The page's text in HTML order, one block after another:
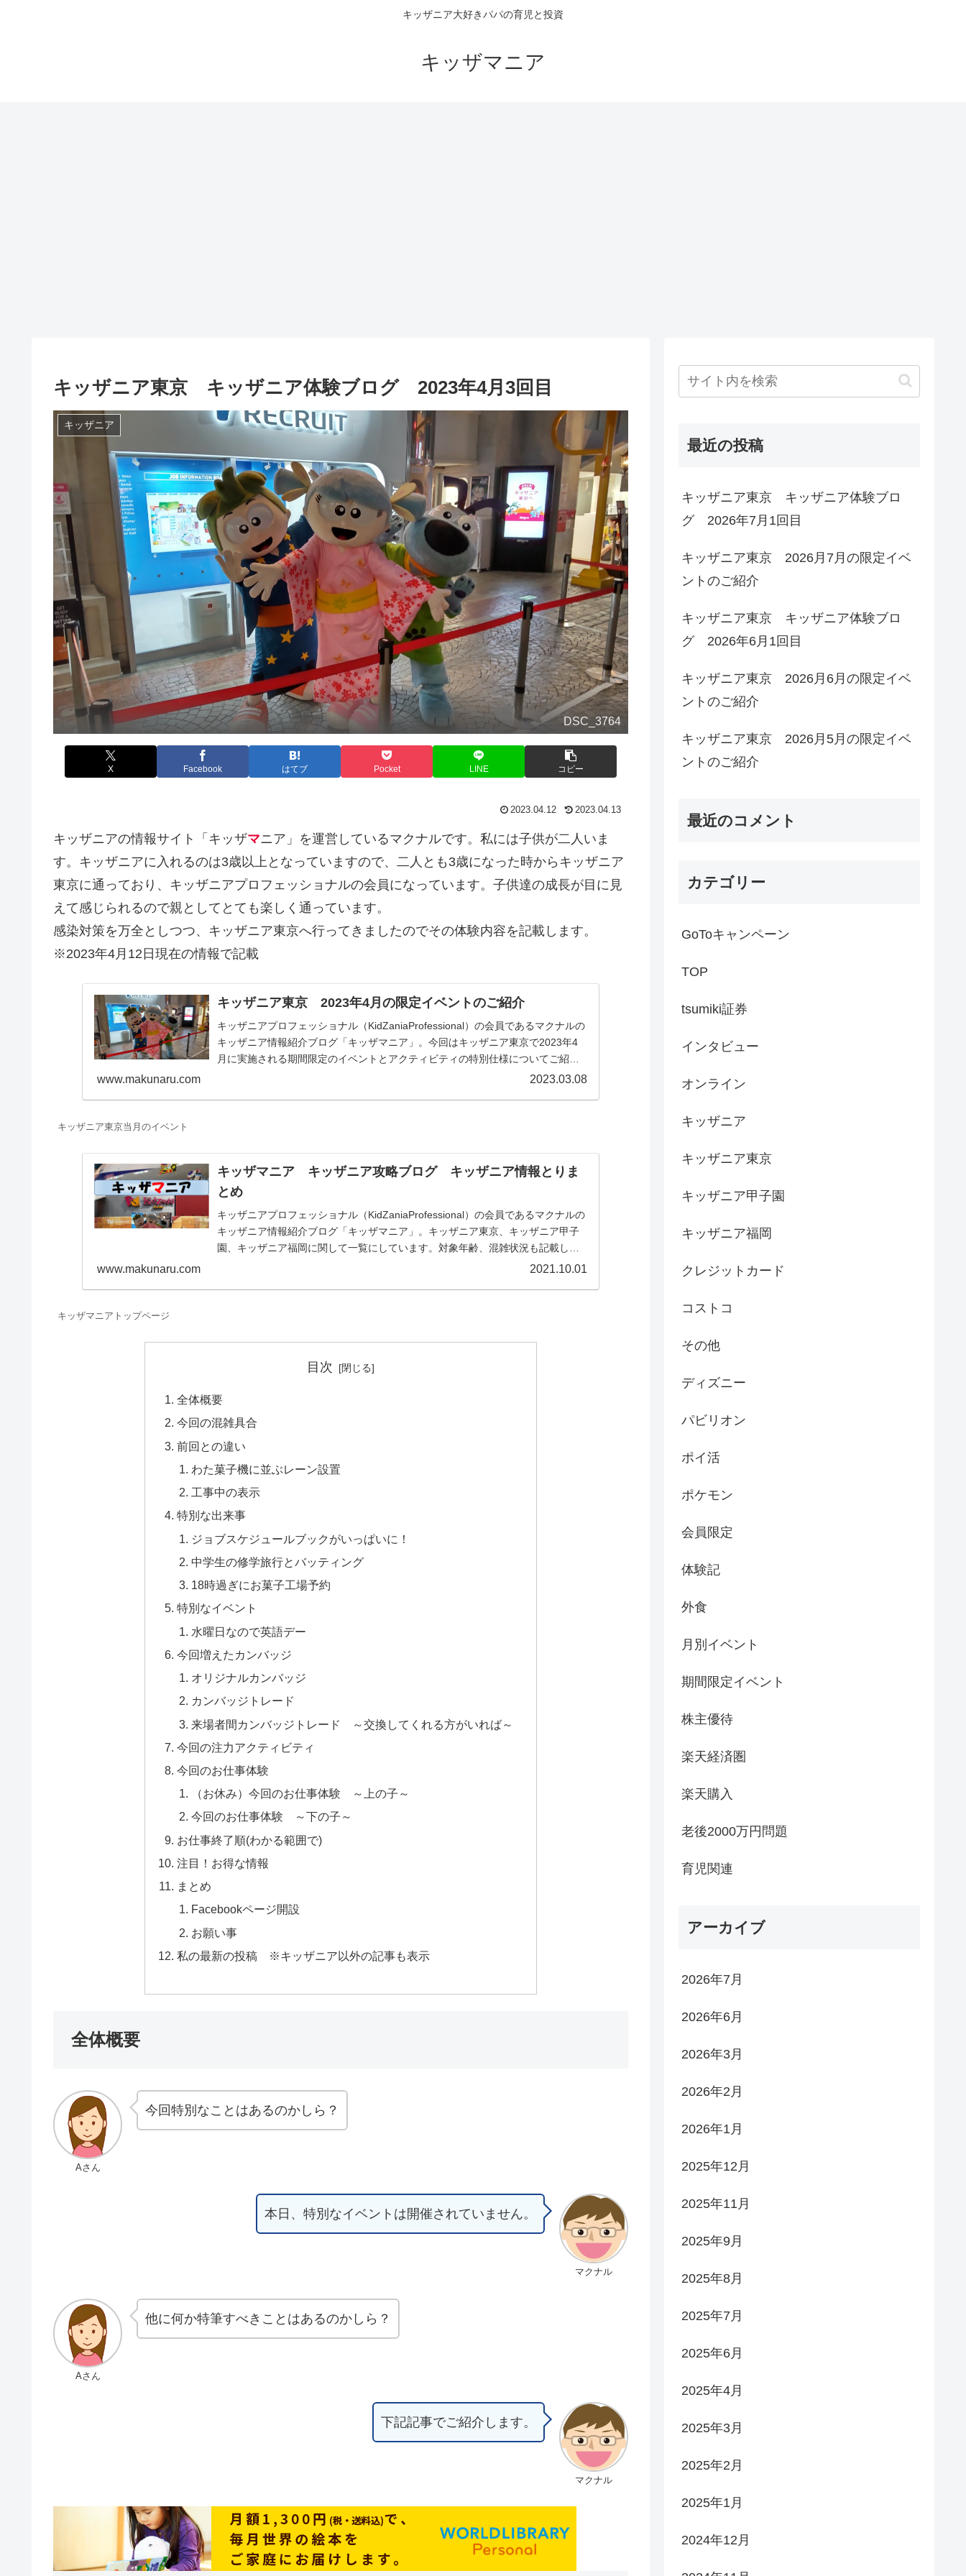
キッザニア大好きパパの育児と投資
キッザマニア
キッザニア東京 キッザニア体験ブログ 2023年4月3回目
キッザニア
DSC_3764
X Facebook はてブ Pocket LINE コピー
2023.04.12 2023.04.13
キッザニアの情報サイト「キッザマニア」を運営しているマクナルです。私には子供が二人いま
す。キッザニアに入れるのは3歳以上となっていますので、二人とも3歳になった時からキッザニア
東京に通っており、キッザニアプロフェッショナルの会員になっています。子供達の成長が目に見
えて感じられるので親としてとても楽しく通っています。
感染対策を万全としつつ、キッザニア東京へ行ってきましたのでその体験内容を記載します。
※2023年4月12日現在の情報で記載
キッザニア東京 2023年4月の限定イベントのご紹介
キッザニアプロフェッショナル（KidZaniaProfessional）の会員であるマクナルの
キッザニア情報紹介ブログ「キッザマニア」。今回はキッザニア東京で2023年4
月に実施される期間限定のイベントとアクティビティの特別仕様についてご紹介
www.makunaru.com 2023.03.08
キッザニア東京当月のイベント
キッザマニア キッザニア攻略ブログ キッザニア情報とりま
とめ
キッザニアプロフェッショナル（KidZaniaProfessional）の会員であるマクナルの
キッザニア情報紹介ブログ「キッザマニア」。キッザニア東京、キッザニア甲子
園、キッザニア福岡に関して一覧にしています。対象年齢、混雑状況も記載した
お仕事体験記、料金等に関係する予約方法、お得な情報等を記載しています。
www.makunaru.com 2021.10.01
キッザマニアトップページ
目次
全体概要
今回の混雑具合
前回との違い
わた菓子機に並ぶレーン設置
工事中の表示
特別な出来事
ジョブスケジュールブックがいっぱいに！
中学生の修学旅行とバッティング
18時過ぎにお菓子工場予約
特別なイベント
水曜日なので英語デー
今回増えたカンバッジ
オリジナルカンバッジ
カンバッジトレード
来場者間カンバッジトレード ～交換してくれる方がいれば～
今回の注力アクティビティ
今回のお仕事体験
（お休み）今回のお仕事体験 ～上の子～
今回のお仕事体験 ～下の子～
お仕事終了順(わかる範囲で)
注目！お得な情報
まとめ
Facebookページ開設
お願い事
私の最新の投稿 ※キッザニア以外の記事も表示
全体概要
Aさん
今回特別なことはあるのかしら？
マクナル
本日、特別なイベントは開催されていません。
Aさん
他に何か特筆すべきことはあるのかしら？
マクナル
下記記事でご紹介します。
最近の投稿
キッザニア東京 キッザニア体験ブロ
グ 2026年7月1回目
キッザニア東京 2026月7月の限定イベ
ントのご紹介
キッザニア東京 キッザニア体験ブロ
グ 2026年6月1回目
キッザニア東京 2026月6月の限定イベ
ントのご紹介
キッザニア東京 2026月5月の限定イベ
ントのご紹介
最近のコメント
カテゴリー
GoToキャンペーン
TOP
tsumiki証券
インタビュー
オンライン
キッザニア
キッザニア東京
キッザニア甲子園
キッザニア福岡
クレジットカード
コストコ
その他
ディズニー
パビリオン
ポイ活
ポケモン
会員限定
体験記
外食
月別イベント
期間限定イベント
株主優待
楽天経済圏
楽天購入
老後2000万円問題
育児関連
アーカイブ
2026年7月
2026年6月
2026年3月
2026年2月
2026年1月
2025年12月
2025年11月
2025年9月
2025年8月
2025年7月
2025年6月
2025年4月
2025年3月
2025年2月
2025年1月
2024年12月